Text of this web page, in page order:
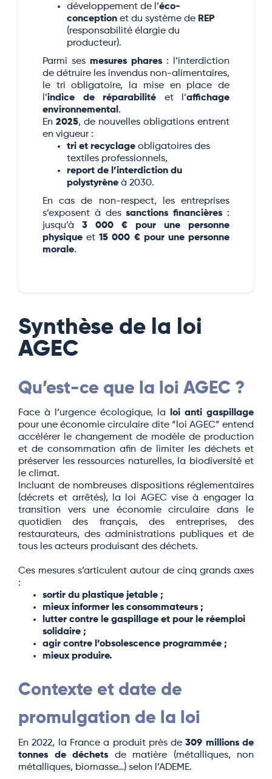
développement de l’éco-
conception et du système de REP
(responsabilité élargie du
producteur).
Parmi ses mesures phares : l’interdiction
de détruire les invendus non-alimentaires,
le tri obligatoire, la mise en place de
l’indice de réparabilité et l’affichage
environnemental .
En 2025, de nouvelles obligations entrent
en vigueur :
tri et recyclage obligatoires des
textiles professionnels,
report de l’interdiction du
polystyrène à 2030.
En cas de non-respect, les entreprises
s’exposent à dessanctions financières :
jusqu’à 3 000 € pour une personne
physique et15 000 € pour une personne
morale.
Synthèse de la loi
AGEC
Qu’est-ce que la loi AGEC ?
Face à l’urgence écologique, la loi anti gaspillage
pour une économie circulaire dite “loi AGEC” entend
accélérer le changement de modèle de production
et de consommation afin de limiter les déchets et
préserver les ressources naturelles, la biodiversité et
le climat.
Incluant de nombreuses dispositions réglementaires
(décrets et arrêtés), la loi AGEC vise à engager la
transition vers une économie circulaire dans le
quotidien des français, des entreprises, des
restaurateurs, des administrations publiques et de
tous les acteurs produisant des déchets.
Ces mesures s’articulent autour de cinq grands axes
:
sortir du plastique jetable ;
mieux informer les consommateurs ;
lutter contre le gaspillage et pour le réemploi
solidaire ;
agir contre l’obsolescence programmée ;
mieux produire.
Contexte et date de
promulgation de la loi
En 2022, la France a produit près de309 millions de
tonnes de déchets de matière (métalliques, non
métalliques, biomasse…) selon l’ADEME.